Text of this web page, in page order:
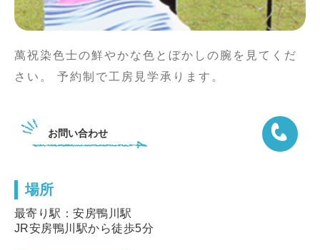
レンタサイクル
萬祝染色士の鮮やかな色とぼかしの腕を見てくだ
さい。 予約制で工房見学承ります。
お問い合わせ
場所
最寄り駅：安房鴨川駅
JR安房鴨川駅から徒歩5分